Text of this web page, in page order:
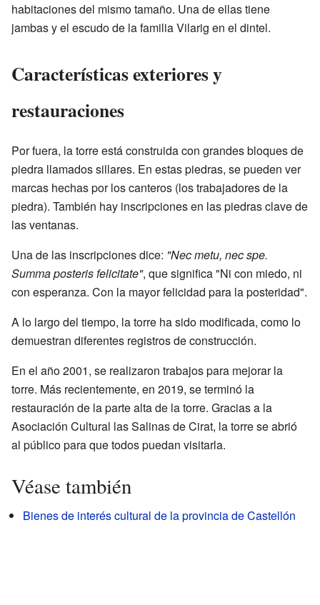
habitaciones del mismo tamaño. Una de ellas tiene
jambas y el escudo de la familia Vilarig en el dintel.
Características exteriores y
restauraciones
Por fuera, la torre está construida con grandes bloques de
piedra llamados sillares. En estas piedras, se pueden ver
marcas hechas por los canteros (los trabajadores de la
piedra). También hay inscripciones en las piedras clave de
las ventanas.
Una de las inscripciones dice: "Nec metu, nec spe.
Summa posteris felicitate", que significa "Ni con miedo, ni
con esperanza. Con la mayor felicidad para la posteridad".
A lo largo del tiempo, la torre ha sido modificada, como lo
demuestran diferentes registros de construcción.
En el año 2001, se realizaron trabajos para mejorar la
torre. Más recientemente, en 2019, se terminó la
restauración de la parte alta de la torre. Gracias a la
Asociación Cultural las Salinas de Cirat, la torre se abrió
al público para que todos puedan visitarla.
Véase también
Bienes de interés cultural de la provincia de Castellón